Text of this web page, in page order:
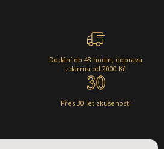
Dodání do 48 hodin, doprava
zdarma od 2000 Kč
Přes 30 let zkušeností